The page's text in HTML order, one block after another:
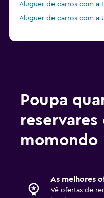
Aluguer de carros com a
Aluguer de carros com a
Poupa
momondo
As melhores
Vê ofertas de